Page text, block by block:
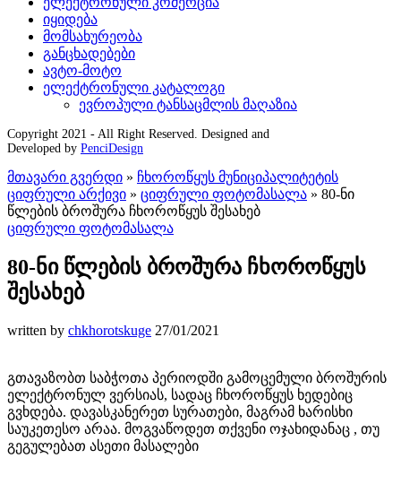
იყიდება
მომსახურეობა
განცხადებები
ავტო-მოტო
ელექტრონული კატალოგი
ევროპული ტანსაცმლის მაღაზია
Copyright 2021 - All Right Reserved. Designed and
Developed by PenciDesign
მთავარი გვერდი » ჩხოროწყუს მუნიციპალიტეტის
ციფრული არქივი » ციფრული ფოტომასალა » 80-ნი
წლების ბროშურა ჩხოროწყუს შესახებ
ციფრული ფოტომასალა
80-ნი წლების ბროშურა ჩხოროწყუს
შესახებ
written by chkhorotskuge 27/01/2021
გთავაზობთ საბჭოთა პერიოდში გამოცემული ბროშურის
ელექტრონულ ვერსიას, სადაც ჩხოროწყუს ხედებიც
გვხდება. დავასკანერეთ სურათები, მაგრამ ხარისხი
საუკეთესო არაა. მოგვაწოდეთ თქვენი ოჯახიდანაც , თუ
გეგულებათ ასეთი მასალები